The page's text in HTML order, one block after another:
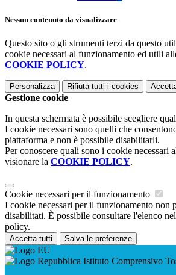
Nessun contenuto da visualizzare
Questo sito o gli strumenti terzi da questo
cookie necessari al funzionamento ed utili
COOKIE POLICY.
Personalizza Rifiuta tutti i cookies
Gestione cookie
In questa schermata è possibile scegliere
I cookie necessari sono quelli che
piattaforma e non è possibile disabilitarli.
Per conoscere quali sono i cookie necessari
visionare la COOKIE POLICY.
Cookie necessari per il funzionamento
I cookie necessari per il funzionamento non
disabilitati. È possibile consultare l'elenco
policy.
Accetta tutti Salva le preferenze
Istituto Comprensivo